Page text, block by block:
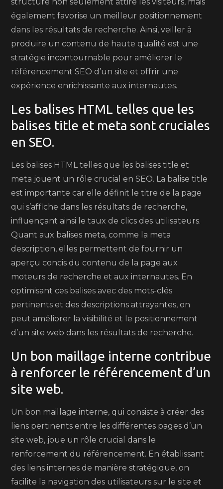
également favorise un meilleur positionnement
dans les résultats de recherche. Ainsi, veiller à
produire un contenu de haute qualité est une
stratégie incontournable pour améliorer le
référencement SEO d’un site et offrir une
expérience enrichissante aux internautes.
Les balises HTML telles que les
balises title et meta sont cruciales
en SEO.
Les balises HTML telles que les balises title et
meta jouent un rôle crucial en SEO. La balise title
est importante car elle définit le titre de la page
qui s’affiche dans les résultats de recherche,
influençant ainsi le taux de clics des utilisateurs.
Quant aux balises meta, comme la meta
description, elles permettent de fournir un
aperçu concis du contenu de la page aux
moteurs de recherche et aux internautes. En
optimisant ces balises avec des mots-clés
pertinents et des descriptions attrayantes, on
peut améliorer la visibilité et le positionnement
d’un site web dans les résultats de recherche.
Un bon maillage interne contribue
à renforcer le référencement d’un
site web.
Un bon maillage interne, qui consiste à créer des
liens pertinents entre les différentes pages d’un
site web, joue un rôle crucial dans le
renforcement du référencement. En établissant
des liens internes de manière stratégique, on
facilite la navigation des utilisateurs sur le site et